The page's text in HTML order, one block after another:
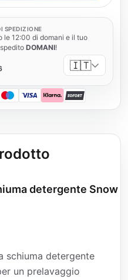
SPEDIZIONE
le 12:00 di domani e il tuo
DOMANI!
🇮🇹
Maestro
Visa KlarnaSOFORT
detergente Snow
schiuma detergente
un prelavaggio